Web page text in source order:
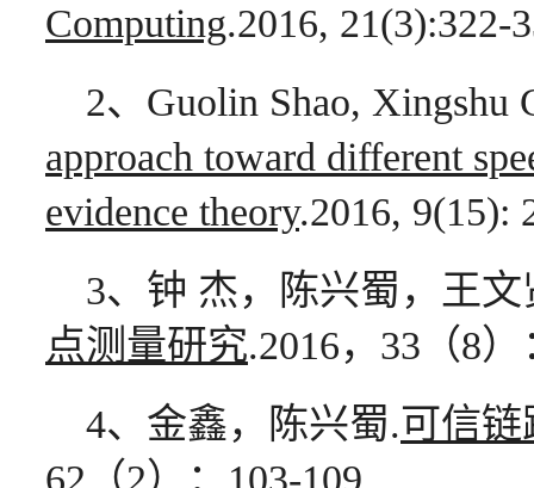
Computing.2016, 21(3):322-
2、Guolin Shao, Xingshu
approach toward different
evidence theory.2016, 9(15):
3、钟 杰，陈兴蜀，王
点测量研究.2016，33（8）
4、金鑫，陈兴蜀.可信
62（2）：103-109